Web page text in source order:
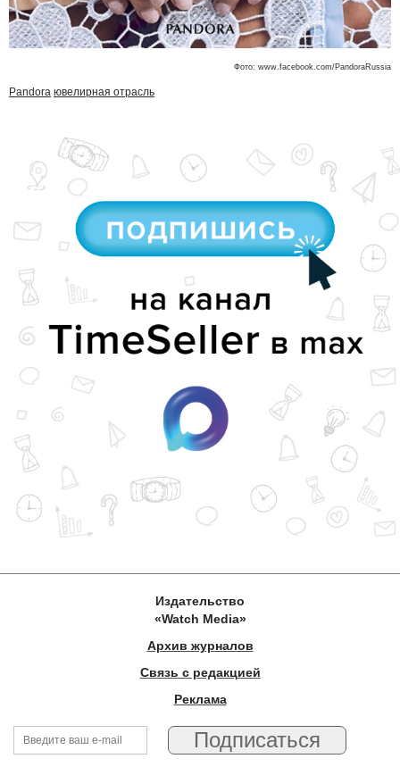
Фото: www.facebook.com/PandoraRussia
Pandora ювелирная отрасль
Издательство
«Watch Media»
Архив журналов
Связь с редакцией
Реклама